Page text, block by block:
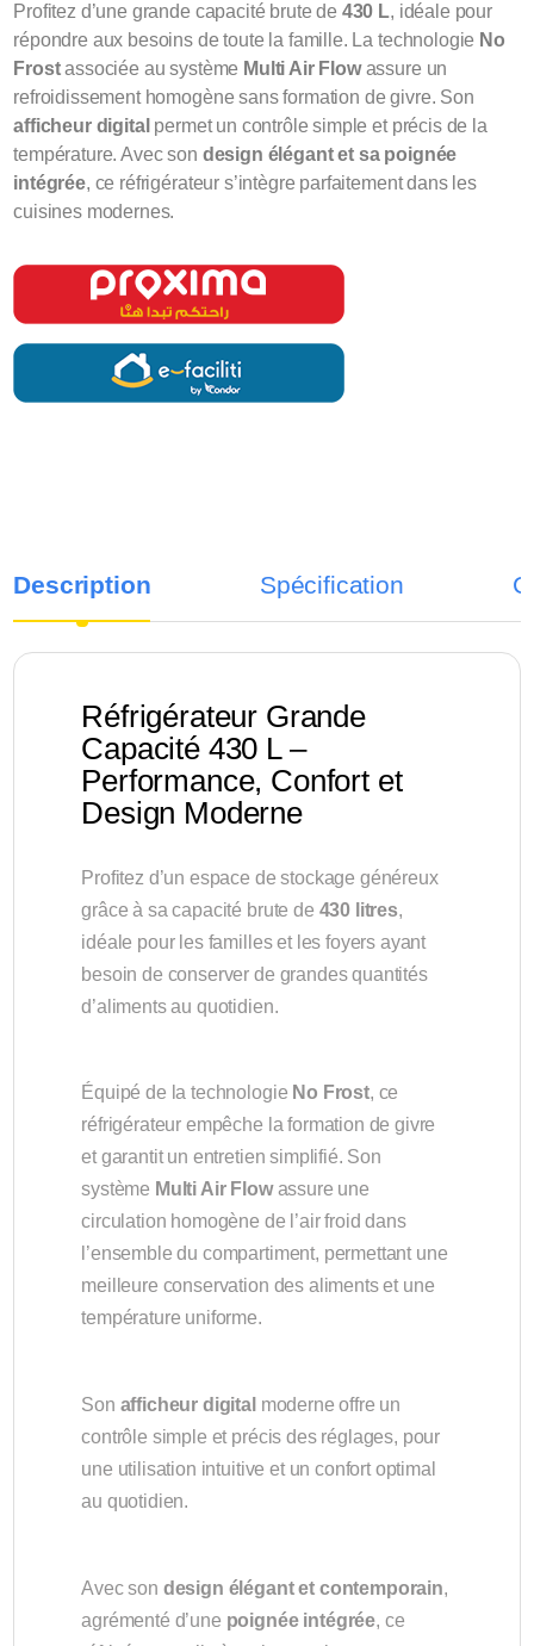
Profitez d’une grande capacité brute de 430 L, idéale pour
répondre aux besoins de toute la famille. La technologie No
Frostassociée au système Multi Air Flowassure un
refroidissement homogène sans formation de givre. Son
afficheur digital permet un contrôle simple et précis de la
température. Avec son design élégant et sa poignée
intégrée, ce réfrigérateur s’intègre parfaitement dans les
cuisines modernes.
Description Spécification
Réfrigérateur Grande
Capacité 430 L –
Performance, Confort et
Design Moderne
Profitez d’un espace de stockage généreux
grâce à sa capacité brute de 430 litres,
idéale pour les familles et les foyers ayant
besoin de conserver de grandes quantités
d’aliments au quotidien.
Équipé de la technologie No Frost, ce
réfrigérateur empêche la formation de givre
et garantit un entretien simplifié. Son
système Multi Air Flowassure une
circulation homogène de l’air froid dans
l’ensemble du compartiment, permettant une
meilleure conservation des aliments et une
température uniforme.
Son afficheur digital moderne offre un
contrôle simple et précis des réglages, pour
une utilisation intuitive et un confort optimal
au quotidien.
Avec son design élégant et contemporain,
agrémenté d’une poignée intégrée, ce